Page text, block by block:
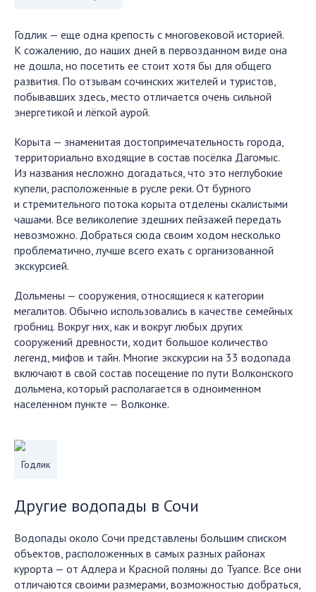
Годлик — еще одна крепость с многовековой историей.
К сожалению, до наших дней в первозданном виде она
не дошла, но посетить ее стоит хотя бы для общего
развития. По отзывам сочинских жителей и туристов,
побывавших здесь, место отличается очень сильной
энергетикой и лёгкой аурой.
Корыта — знаменитая достопримечательность города,
территориально входящие в состав посёлка Дагомыс.
Из названия несложно догадаться, что это неглубокие
купели, расположенные в русле реки. От бурного
и стремительного потока корыта отделены скалистыми
чашами. Все великолепие здешних пейзажей передать
невозможно. Добраться сюда своим ходом несколько
проблематично, лучше всего ехать с организованной
экскурсией.
Дольмены — сооружения, относящиеся к категории
мегалитов. Обычно использовались в качестве семейных
гробниц. Вокруг них, как и вокруг любых других
сооружений древности, ходит большое количество
легенд, мифов и тайн. Многие экскурсии на 33 водопада
включают в свой состав посещение по пути Волконского
дольмена, который располагается в одноименном
населенном пункте — Волконке.
Годлик
Другие водопады в Сочи
Водопады около Сочи представлены большим списком
объектов, расположенных в самых разных районах
курорта — от Адлера и Красной поляны до Туапсе. Все они
отличаются своими размерами, возможностью добраться,